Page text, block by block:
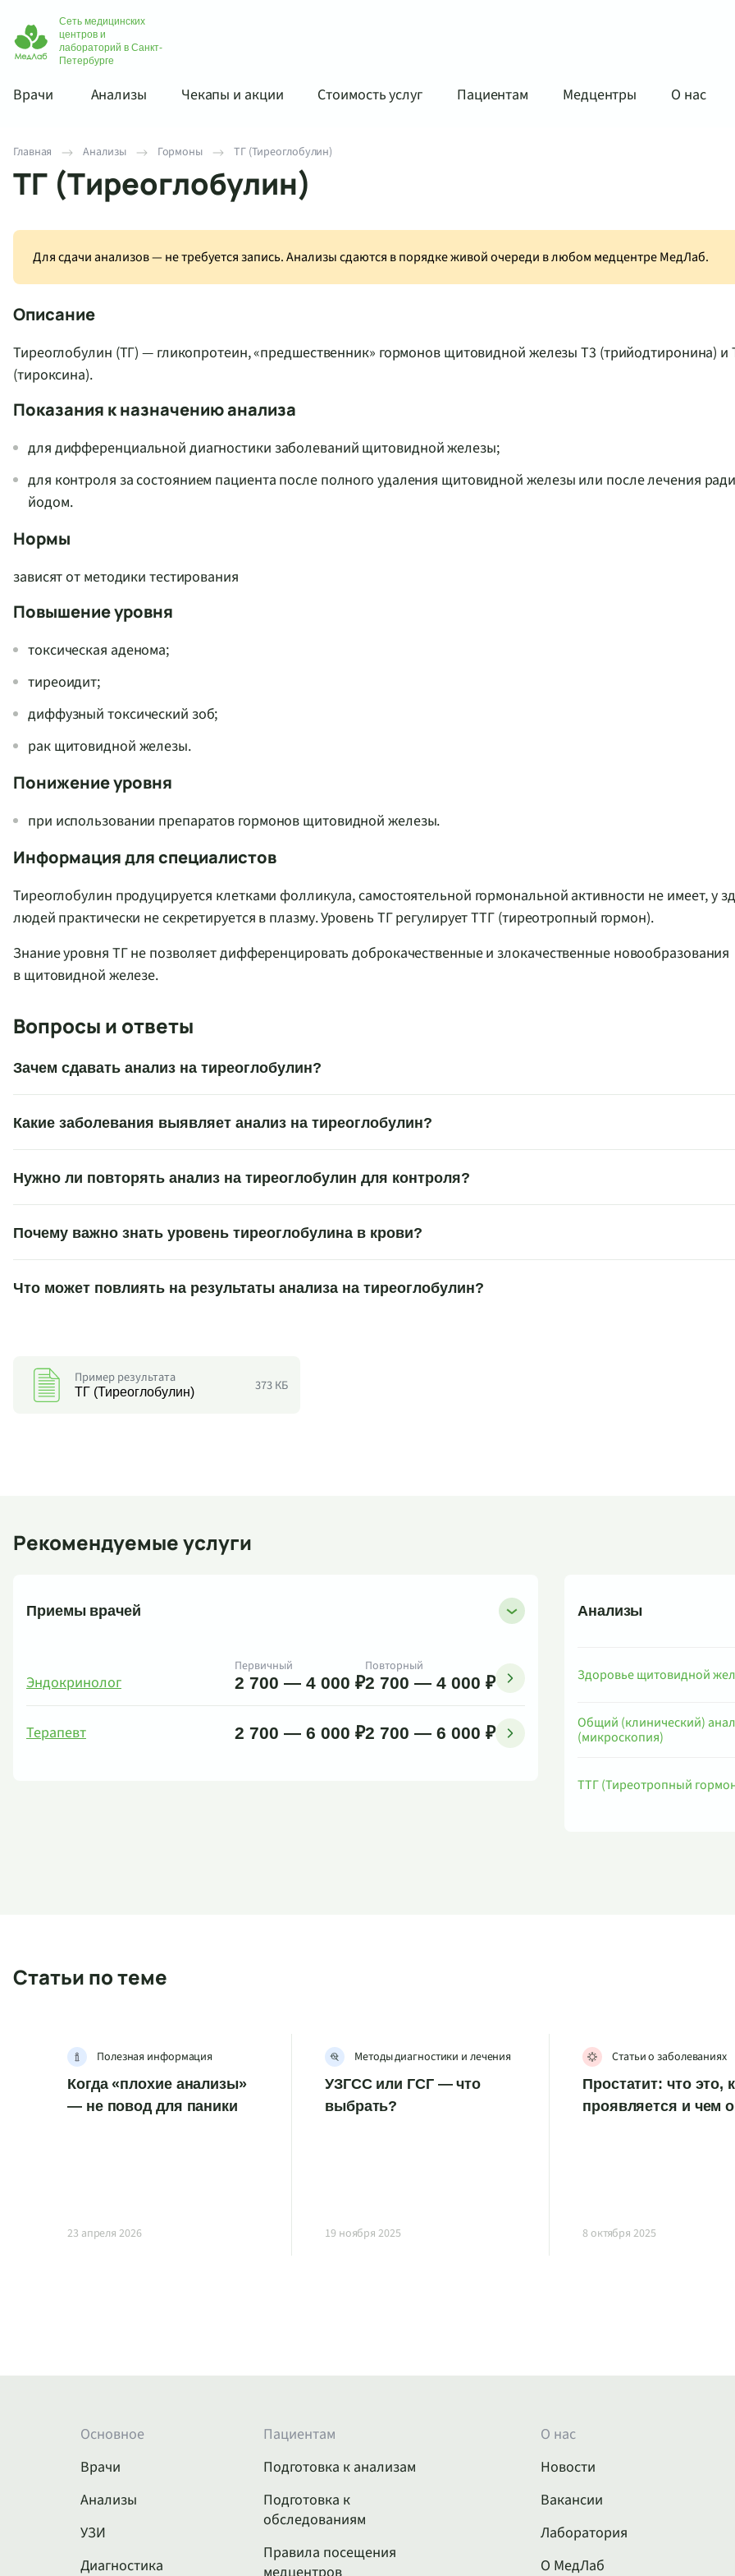
Сеть медицинских
центров и
лабораторий в Санкт-
Петербурге
Врачи Анализы Чекапы и акции Стоимость услуг Пациентам Медцентры О нас
Главная Анализы Гормоны ТГ (Тиреоглобулин)
ТГ (Тиреоглобулин)
Для сдачи анализов — не требуется запись. Анализы сдаются в порядке живой очереди в любом медцентре МедЛаб.
Описание
Тиреоглобулин (ТГ) — гликопротеин, «предшественник» гормонов щитовидной железы Т3 (трийодтиронина) и
(тироксина).
Показания к назначению анализа
для дифференциальной диагностики заболеваний щитовидной железы;
для контроля за состоянием пациента после полного удаления щитовидной железы или после лечения
йодом.
Нормы
зависят от методики тестирования
Повышение уровня
токсическая аденома;
тиреоидит;
диффузный токсический зоб;
рак щитовидной железы.
Понижение уровня
при использовании препаратов гормонов щитовидной железы.
Информация для специалистов
Тиреоглобулин продуцируется клетками фолликула, самостоятельной гормональной активности не имеет, у
людей практически не секретируется в плазму. Уровень ТГ регулирует ТТГ (тиреотропный гормон).
Знание уровня ТГ не позволяет дифференцировать доброкачественные и злокачественные новообразования
в щитовидной железе.
Вопросы и ответы
Зачем сдавать анализ на тиреоглобулин?
Какие заболевания выявляет анализ на тиреоглобулин?
Нужно ли повторять анализ на тиреоглобулин для контроля?
Почему важно знать уровень тиреоглобулина в крови?
Что может повлиять на результаты анализа на тиреоглобулин?
Пример результата
ТГ (Тиреоглобулин) 373 КБ
Рекомендуемые услуги
Приемы врачей
Эндокринолог
Первичный
2 700 — 4 000 ₽
Повторный
2 700 — 4 000 ₽
Терапевт 2 700 — 6 000 ₽2 700 — 6 000 ₽
Анализы
Здоровье щитовидной
Общий (клинический)
(микроскопия)
ТТГ (Тиреотропный
Статьи по теме
Полезная информация
Когда «плохие анализы»
— не повод для паники
23 апреля 2026
Методы диагностики и лечения
УЗГСС или ГСГ — что
выбрать?
19 ноября 2025
Статьи о заболеваниях
Простатит: что это,
проявляется и чем
8 октября 2025
Основное
Врачи
Анализы
УЗИ
Диагностика
Пациентам
Подготовка к анализам
Подготовка к
обследованиям
Правила посещения
О нас
Новости
Вакансии
Лаборатория
О МедЛаб